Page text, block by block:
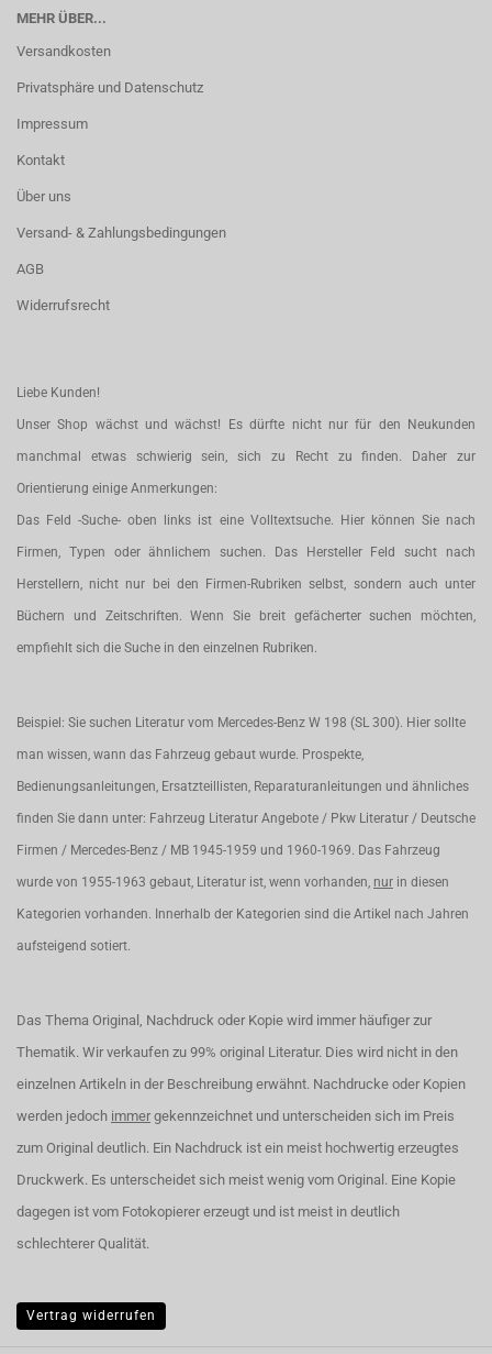
MEHR ÜBER...
Versandkosten
Privatsphäre und Datenschutz
Impressum
Kontakt
Über uns
Versand- & Zahlungsbedingungen
AGB
Widerrufsrecht
Liebe Kunden!
Unser Shop wächst und wächst! Es dürfte nicht nur für den Neukunden
manchmal etwas schwierig sein, sich zu Recht zu finden. Daher zur
Orientierung einige Anmerkungen:
Das Feld -Suche- oben links ist eine Volltextsuche. Hier können Sie nach
Firmen, Typen oder ähnlichem suchen. Das Hersteller Feld sucht nach
Herstellern, nicht nur bei den Firmen-Rubriken selbst, sondern auch unter
Büchern und Zeitschriften. Wenn Sie breit gefächerter suchen möchten,
empfiehlt sich die Suche in den einzelnen Rubriken.
Beispiel: Sie suchen Literatur vom Mercedes-Benz W 198 (SL 300). Hier sollte
man wissen, wann das Fahrzeug gebaut wurde. Prospekte,
Bedienungsanleitungen, Ersatzteillisten, Reparaturanleitungen und ähnliches
finden Sie dann unter: Fahrzeug Literatur Angebote / Pkw Literatur / Deutsche
Firmen / Mercedes-Benz / MB 1945-1959 und 1960-1969. Das Fahrzeug
wurde von 1955-1963 gebaut, Literatur ist, wenn vorhanden, nur in diesen
Kategorien vorhanden. Innerhalb der Kategorien sind die Artikel nach Jahren
aufsteigend sotiert.
Das Thema Original, Nachdruck oder Kopie wird immer häufiger zur
Thematik. Wir verkaufen zu 99% original Literatur. Dies wird nicht in den
einzelnen Artikeln in der Beschreibung erwähnt. Nachdrucke oder Kopien
werden jedoch immer gekennzeichnet und unterscheiden sich im Preis
zum Original deutlich. Ein Nachdruck ist ein meist hochwertig erzeugtes
Druckwerk. Es unterscheidet sich meist wenig vom Original. Eine Kopie
dagegen ist vom Fotokopierer erzeugt und ist meist in deutlich
schlechterer Qualität.
Vertrag widerrufen